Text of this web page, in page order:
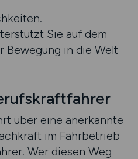
Sie auf dem
Bewegung in die Welt
über eine anerkannte
im Fahrbetrieb
Wer diesen Weg